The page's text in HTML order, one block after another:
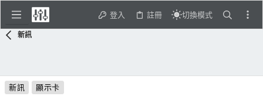
登入 註冊 切換模式
新訊
新訊 顯示卡